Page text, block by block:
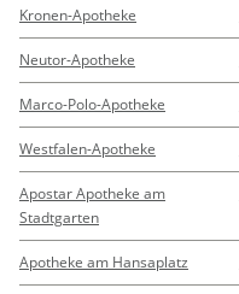
Kronen-Apotheke
Neutor-Apotheke
Marco-Polo-Apotheke
Westfalen-Apotheke
Apostar Apotheke am
Stadtgarten
Apotheke am Hansaplatz